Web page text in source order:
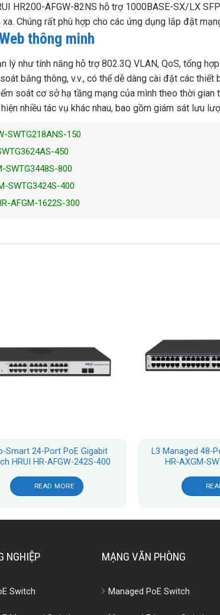
HR200-AFGW-82NS hỗ trợ 1000BASE-SX/LX
Chúng rất phù hợp cho các ứng dụng lắp đặt
thông minh
lý như tính năng hỗ trợ 802.3Q VLAN, QoS, tổng
băng thông, v.v., có thể dễ dàng cài đặt các
soát cơ sở hạ tầng mạng của mình theo thời
nhiều tác vụ khác nhau, bao gồm giám sát lưu
SWTG218ANS-150
450
SWTG3448S-800
SWTG3424S-400
AFGM-1622S-300
Smart 24-Port PoE Gigabit
HRUI HR-AFGW-242S-400
READ MORE
L3 Managed 48-
HR-AXGM-
NGHIỆP
Switch
MẠNG VĂN PHÒNG
Managed PoE Switch